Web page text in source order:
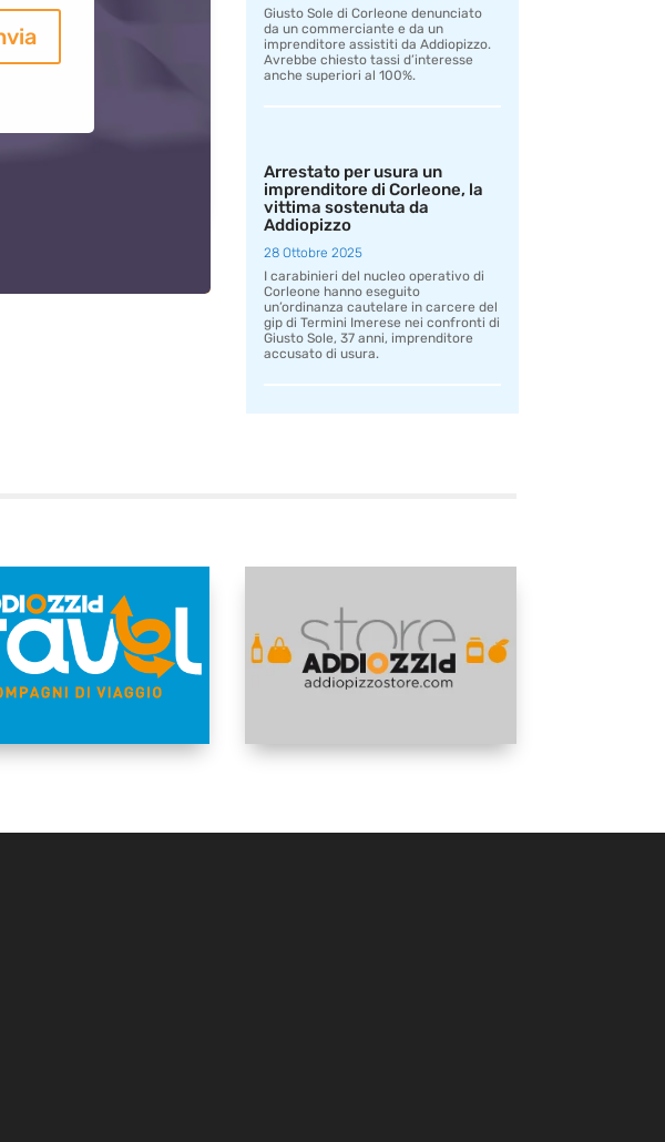
Giusto Sole di Corleone denunciato
da un commerciante e da un
imprenditore assistiti da Addiopizzo.
Avrebbe chiesto tassi d’interesse
anche superiori al 100%.
Arrestato per usura un
imprenditore di Corleone, la
vittima sostenuta da
Addiopizzo
28 Ottobre 2025
I carabinieri del nucleo operativo di
Corleone hanno eseguito
un’ordinanza cautelare in carcere del
gip di Termini Imerese nei confronti di
Giusto Sole, 37 anni, imprenditore
accusato di usura.